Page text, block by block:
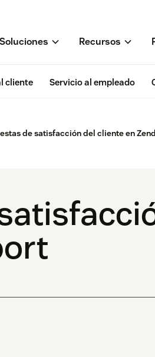
Soluciones Recursos
cliente Servicio al empleado
de satisfacción del cliente en